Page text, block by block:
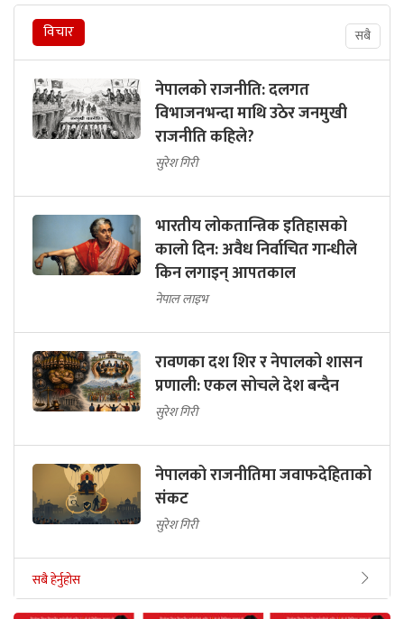
विचार सबै
नेपालको राजनीति: दलगत
विभाजनभन्दा माथि उठेर जनमुखी
राजनीति कहिले?
सुरेश गिरी
भारतीय लोकतान्त्रिक इतिहासको
कालो दिन: अवैध निर्वाचित गान्धीले
किन लगाइन् आपतकाल
नेपाल लाइभ
रावणका दश शिर र नेपालको शासन
प्रणाली: एकल सोचले देश बन्दैन
सुरेश गिरी
नेपालको राजनीतिमा जवाफदेहिताको
संकट
सुरेश गिरी
सबै हेर्नुहोस